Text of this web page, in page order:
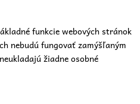
funkcie webových stránok
nebudú fungovať zamýšľaným
žiadne osobné